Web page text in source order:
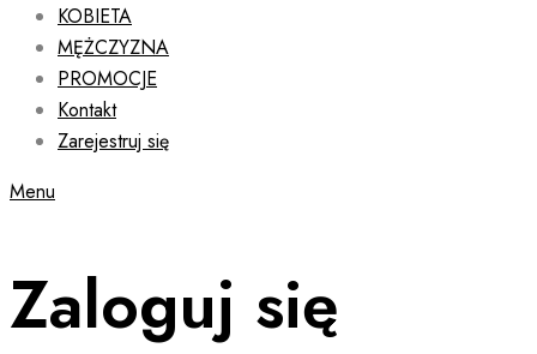
KOBIETA
MĘŻCZYZNA
PROMOCJE
Kontakt
Zarejestruj się
Menu
Zaloguj się